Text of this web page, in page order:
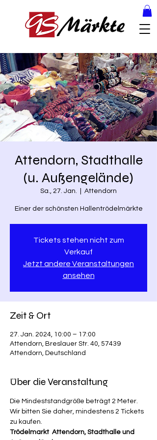
Attendorn, Stadthalle
(u. Außengelände)
Sa., 27. Jan. Attendorn
Einer der schönsten Hallentrödelmärkte
Tickets stehen nicht zum
Verkauf
Jetzt andere Veranstaltungen
ansehen
Zeit & Ort
27. Jan. 2024, 10:00 – 17:00
Attendorn, Breslauer Str. 40, 57439
Attendorn, Deutschland
Über die Veranstaltung
Die Mindeststandgröße beträgt 2 Meter.
Wir bitten Sie daher, mindestens 2 Tickets
zu kaufen.
Trödelmarkt  Attendorn, Stadthalle und